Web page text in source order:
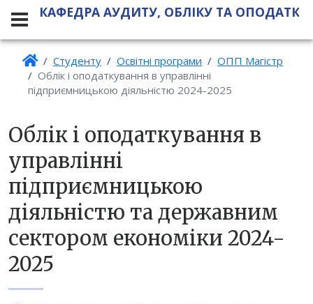
КАФЕДРА АУДИТУ, ОБЛІКУ ТА
Студенту Освітні програми
ОПП Магістр
Облік і оподаткування в управлінні
підприємницькою діяльністю 2024-2025
Облік і оподаткування в
управлінні
підприємницькою
діяльністю та державним
сектором економіки 2024-
2025